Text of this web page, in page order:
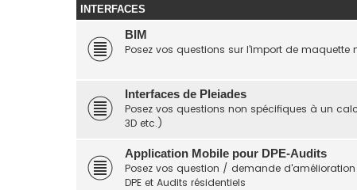
INTERFACES
BIM
Posez vos questions sur l'import de maquette
Interfaces de Pleiades
Posez vos questions non spécifiques à un
3D etc.)
Application Mobile pour DPE-Audits
Posez vos question / demande
DPE et Audits résidentiels